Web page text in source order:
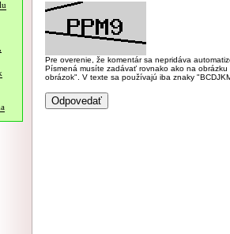
Pre overenie, že komentár sa nepridáva
Písmená musíte zadávať rovnako ako na
obrázok". V texte sa používajú iba znaky